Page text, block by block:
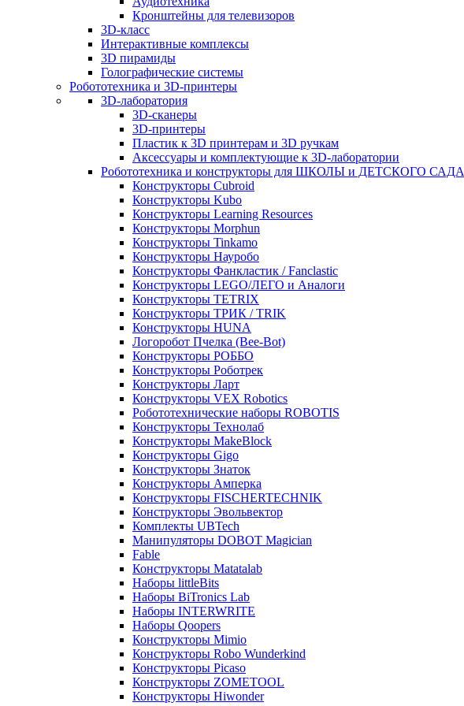
Кронштейны для телевизоров
3D-класс
Интерактивные комплексы
3D пирамиды
Голографические системы
Робототехника и 3D-принтеры
3D-лаборатория
3D-сканеры
3D-принтеры
Пластик к 3D принтерам и 3D ручкам
Аксессуары и комплектующие к 3D-лаборатории
Робототехника и конструкторы для ШКОЛЫ и ДЕТСКОГО САДА
Конструкторы Cubroid
Конструкторы Kubo
Конструкторы Learning Resources
Конструкторы Morphun
Конструкторы Tinkamo
Конструкторы Науробо
Конструкторы Фанкластик / Fanclastic
Конструкторы LEGO/ЛЕГО и Аналоги
Конструкторы TETRIX
Конструкторы ТРИК / TRIK
Конструкторы HUNA
Логоробот Пчелка (Bee-Bot)
Конструкторы РОББО
Конструкторы Роботрек
Конструкторы Ларт
Конструкторы VEX Robotics
Робототехнические наборы ROBOTIS
Конструкторы Технолаб
Конструкторы MakeBlock
Конструкторы Gigo
Конструкторы Знаток
Конструкторы Амперка
Конструкторы FISCHERTECHNIK
Конструкторы Эвольвектор
Комплекты UBTech
Манипуляторы DOBOT Magician
Fable
Конструкторы Matatalab
Наборы littleBits
Наборы BiTronics Lab
Наборы INTERWRITE
Наборы Qoopers
Конструкторы Mimio
Конструкторы Robo Wunderkind
Конструкторы Picaso
Конструкторы ZOMETOOL
Конструкторы Hiwonder